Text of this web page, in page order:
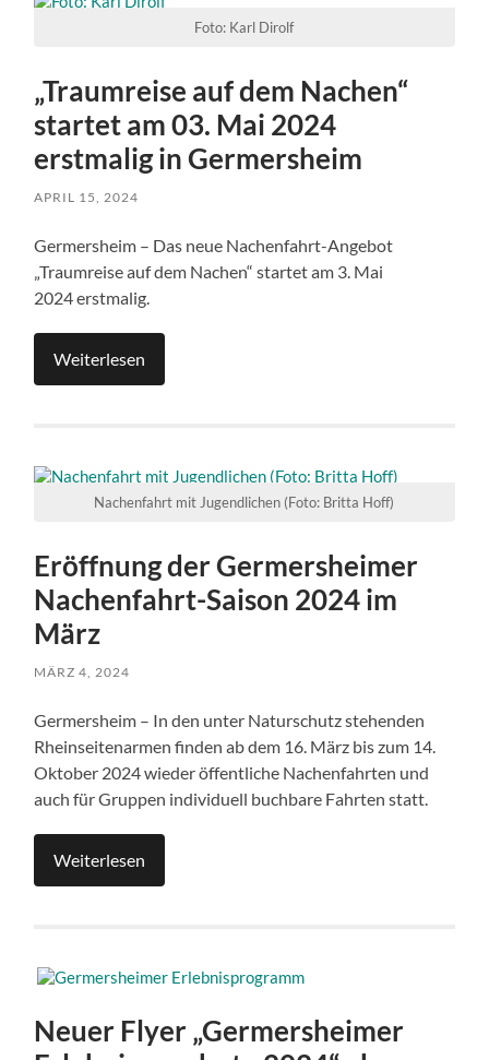
Foto: Karl Dirolf
„Traumreise auf dem Nachen“
startet am 03. Mai 2024
erstmalig in Germersheim
APRIL 15, 2024
Germersheim – Das neue Nachenfahrt-Angebot
„Traumreise auf dem Nachen“ startet am 3. Mai
2024 erstmalig.
Weiterlesen
Nachenfahrt mit Jugendlichen (Foto: Britta Hoff)
Eröffnung der Germersheimer
Nachenfahrt-Saison 2024 im
März
MÄRZ 4, 2024
Germersheim – In den unter Naturschutz stehenden
Rheinseitenarmen finden ab dem 16. März bis zum 14.
Oktober 2024 wieder öffentliche Nachenfahrten und
auch für Gruppen individuell buchbare Fahrten statt.
Weiterlesen
Neuer Flyer „Germersheimer